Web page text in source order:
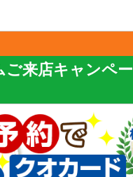
ご来店キャンペー